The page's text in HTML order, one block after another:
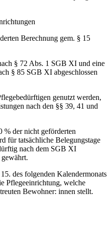
Berechnung gem. § 15
§ 72 Abs. 1 SGB XI und eine
§ 85 SGB XI abgeschlossen
genutzt werden,
nach den §§ 39, 41 und
% der nicht geförderten
für tatsächliche Belegungstage
nach dem SGB XI
des folgenden Kalendermonats
Pflegeeinrichtung, welche
Bewohner: innen stellt.